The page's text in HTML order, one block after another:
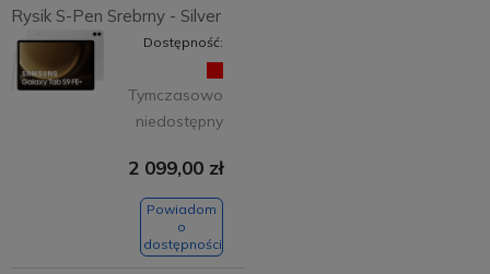
Rysik S-Pen Srebrny - Silver
Dostępność:
Tymczasowo
niedostępny
2 099,00 zł
Powiadom
o
dostępności